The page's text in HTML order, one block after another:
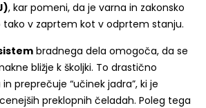
, kar pomeni, da je varna in zakonsko
tako v zaprtem kot v odprtem stanju.
bradnega dela omogoča, da se
bližje k školjki. To drastično
preprečuje “učinek jadra”, ki je
preklopnih čeladah. Poleg tega